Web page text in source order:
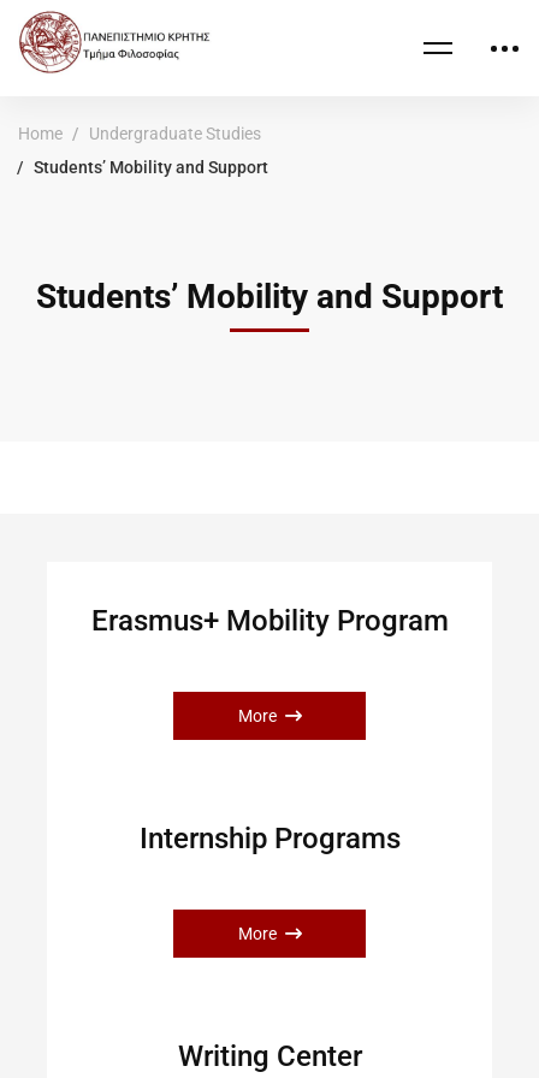
Home
Undergraduate Studies
Students’ Mobility and Support
Students’ Mobility and Support
Erasmus+ Mobility Program
More
Internship Programs
More
Writing Center